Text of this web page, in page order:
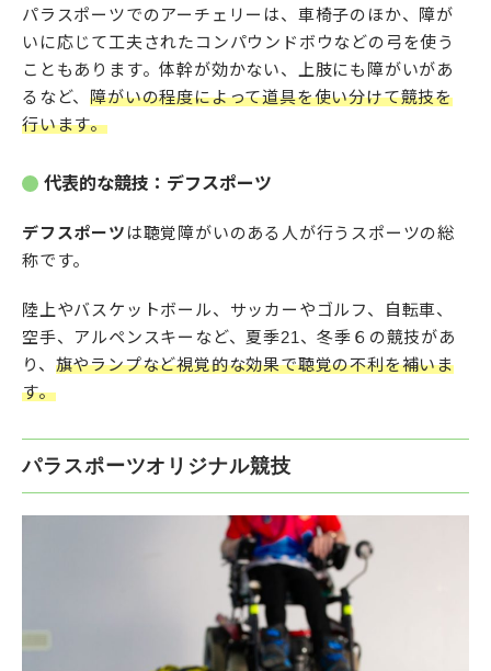
パラスポーツでのアーチェリーは、車椅子のほか、障が
いに応じて工夫されたコンパウンドボウなどの弓を使う
こともあります。体幹が効かない、上肢にも障がいがあ
るなど、障がいの程度によって道具を使い分けて競技を
行います。
代表的な競技：デフスポーツ
デフスポーツ は聴覚障がいのある人が行うスポーツの総
称です。
陸上やバスケットボール、サッカーやゴルフ、自転車、
空手、アルペンスキーなど、夏季21、冬季６の競技があ
り、 旗やランプなど視覚的な効果で聴覚の不利を補いま
す。
パラスポーツオリジナル競技